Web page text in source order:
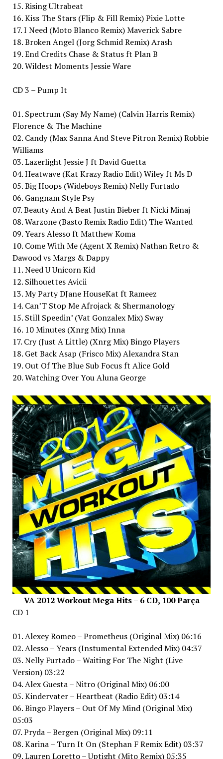
15. Rising Ultrabeat
16. Kiss The Stars (Flip & Fill Remix) Pixie Lotte
17. I Need (Moto Blanco Remix) Maverick Sabre
18. Broken Angel (Jorg Schmid Remix) Arash
19. End Credits Chase & Status ft Plan B
20. Wildest Moments Jessie Ware
CD 3 – Pump It
01. Spectrum (Say My Name) (Calvin Harris Remix)
Florence & The Machine
02. Candy (Max Sanna And Steve Pitron Remix) Robbie
Williams
03. Lazerlight Jessie J ft David Guetta
04. Heatwave (Kat Krazy Radio Edit) Wiley ft Ms D
05. Big Hoops (Wideboys Remix) Nelly Furtado
06. Gangnam Style Psy
07. Beauty And A Beat Justin Bieber ft Nicki Minaj
08. Warzone (Basto Remix Radio Edit) The Wanted
09. Years Alesso ft Matthew Koma
10. Come With Me (Agent X Remix) Nathan Retro &
Dawood vs Margs & Dappy
11. Need U Unicorn Kid
12. Silhouettes Avicii
13. My Party DJane HouseKat ft Rameez
14. Can’T Stop Me Afrojack & Shermanology
15. Still Speedin’ (Vat Gonzalex Mix) Sway
16. 10 Minutes (Xnrg Mix) Inna
17. Cry (Just A Little) (Xnrg Mix) Bingo Players
18. Get Back Asap (Frisco Mix) Alexandra Stan
19. Out Of The Blue Sub Focus ft Alice Gold
20. Watching Over You Aluna George
VA 2012 Workout Mega Hits – 6 CD, 100 Parça
CD 1
01. Alexey Romeo – Prometheus (Original Mix) 06:16
02. Alesso – Years (Instumental Extended Mix) 04:37
03. Nelly Furtado – Waiting For The Night (Live
Version) 03:22
04. Alex Guesta – Nitro (Original Mix) 06:00
05. Kindervater – Heartbeat (Radio Edit) 03:14
06. Bingo Players – Out Of My Mind (Original Mix)
05:03
07. Pryda – Bergen (Original Mix) 09:11
08. Karina – Turn It On (Stephan F Remix Edit) 03:37
09. Lauren Loretto – Uptight (Mito Remix) 05:35